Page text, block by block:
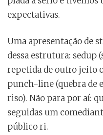
expectativas.
Uma apresentação de
dessa estrutura: sedup
repetida de outro jeito
punch-line (quebra de
riso). Não para por aí:
seguidas um
público ri.